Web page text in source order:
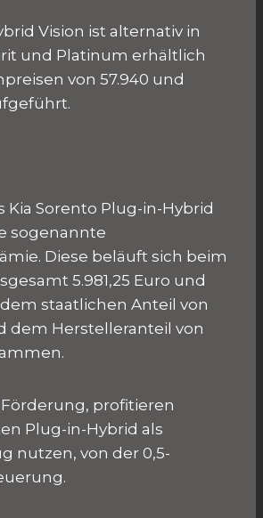
Vision ist alternativ in
und Platinum erhältlich
von 57.940 und
Kia Sorento Plug-in-Hybrid
sogenannte
Diese beläuft sich beim
5.981,25 Euro und
staatlichen Anteil von
dem Herstelleranteil von
profitieren
Plug-in-Hybrid als
nutzen, von der 0,5-